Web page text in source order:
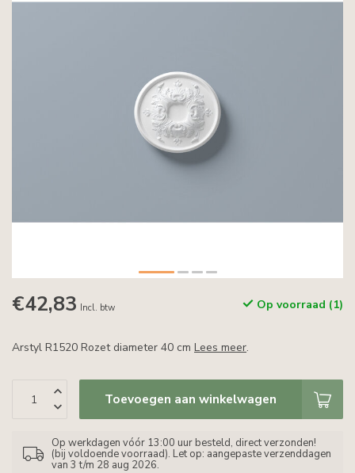
€42,83 Incl. btw Op voorraad (1)
Arstyl R1520 Rozet diameter 40 cm Lees meer.
Toevoegen aan winkelwagen
Op werkdagen vóór 13:00 uur besteld, direct verzonden!
(bij voldoende voorraad). Let op: aangepaste verzenddagen
van 3 t/m 28 aug 2026.